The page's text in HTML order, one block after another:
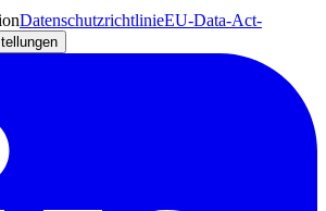
DatenschutzrichtlinieEU-Data-Act-